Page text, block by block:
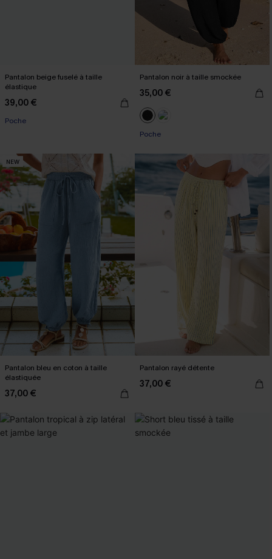
Pantalon beige fuselé à taille
élastique
39,00 €
Poche
Pantalon noir à taille smockée
35,00 €
Poche
NEW
Pantalon bleu en coton à taille
élastiquée
37,00 €
Pantalon rayé détente
37,00 €